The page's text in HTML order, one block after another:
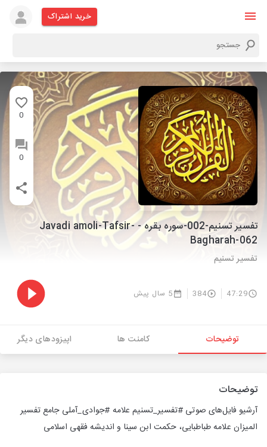
خرید اشتراک
0
0
تفسیر تسنیم-002-سوره بقره - Javadi amoli-Tafsir-
Bagharah-062
تفسیر تسنیم
47:29
384 5 سال پیش
توضیحات کامنت ها اپیزودهای دیگر
توضیحات
آرشیو فایل‌های صوتی #تفسیر_تسنیم علامه #جوادی_آملی جامع تفسیر
المیزان علامه طباطبایی، حکمت ابن سینا و اندیشه فقهی اسلامی